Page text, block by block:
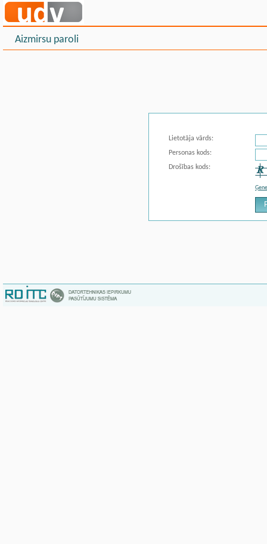
Aizmirsu paroli
Lietotāja vārds:
Personas kods:
Drošības kods: